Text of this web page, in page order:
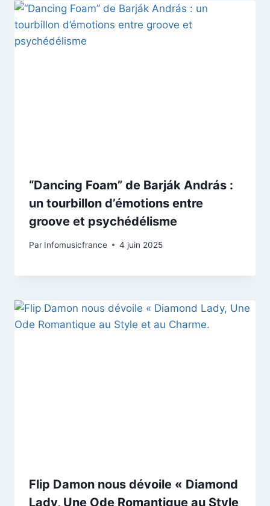
“Dancing Foam” de Barják András :
un tourbillon d’émotions entre
groove et psychédélisme
Par Infomusicfrance 4 juin 2025
Flip Damon nous dévoile « Diamond
Lady, Une Ode Romantique au Style